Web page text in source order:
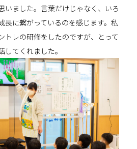
いました。言葉だけじゃなく、いろ
長に繋がっているのを感じます。私
トレの研修をしたのですが、とって
てくれました。